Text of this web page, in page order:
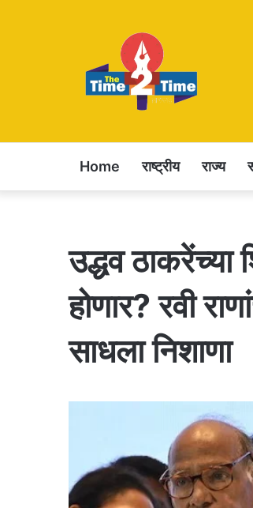
Home राष्ट्रीय राज्य
उद्धव
होणार? रवी
साधला निशाणा